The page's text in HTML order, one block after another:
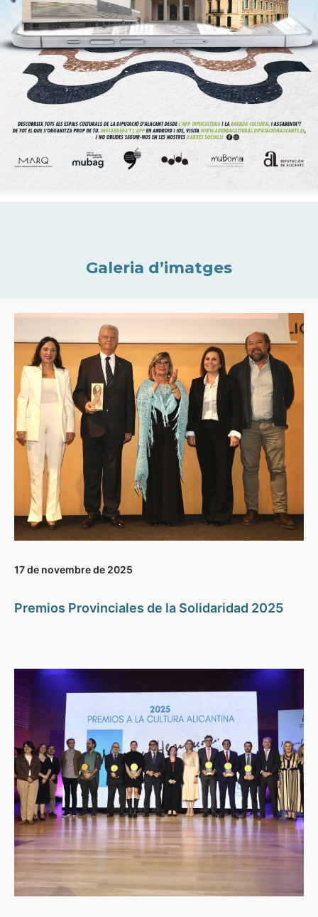
Galeria d’imatges
17 de novembre de 2025
Premios Provinciales de la Solidaridad 2025